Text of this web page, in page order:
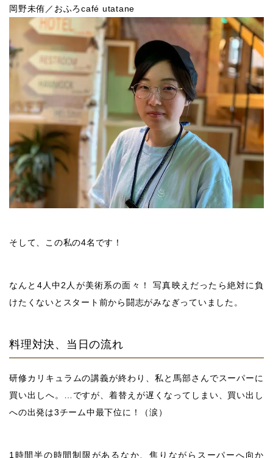
岡野未侑／おふろcafé utatane
そして、この私の4名です！
なんと4人中2人が美術系の面々！ 写真映えだったら絶対に負
けたくないとスタート前から闘志がみなぎっていました。
料理対決、当日の流れ
研修カリキュラムの講義が終わり、私と馬部さんでスーパーに
買い出しへ。…ですが、着替えが遅くなってしまい、買い出し
への出発は3チーム中最下位に！（涙）
1時間半の時間制限があるなか、焦りながらスーパーへ向か